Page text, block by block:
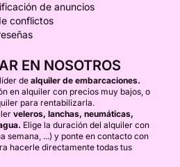
de anuncios
conflictos
EN NOSOTROS
de alquiler de embarcaciones.
en alquiler con precios muy bajos, o
para rentabilizarla.
veleros, lanchas, neumáticas,
Elige la duración del alquiler con
semana, ...) y ponte en contacto con
hacerle directamente todas tus